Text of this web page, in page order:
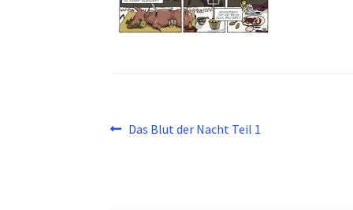
Beitragsnavigation
Vorheriger
Das Blut der Nacht Teil 1